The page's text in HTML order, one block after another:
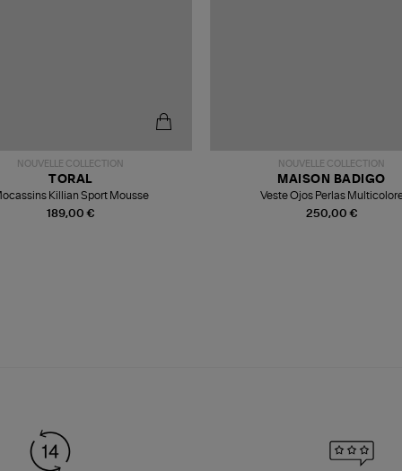
NOUVELLE COLLECTION
189,00 €
TORAL
Killian Sport Mousse
NOUVELLE COLLECTION
250,00 €
MAISON BADIGO
Veste Ojos Perlas